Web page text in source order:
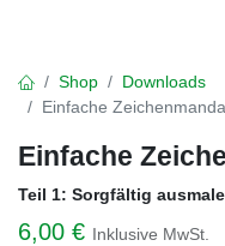
Shop
Downloads
Einfache
Einfache
Teil 1: Sorgfältig
6,00 € Inklusive MwSt.